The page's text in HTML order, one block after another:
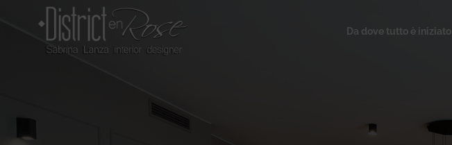
contenuti
Da dove tutto è iniziato